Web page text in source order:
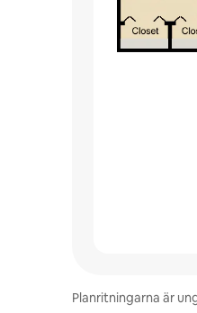
Planritningarna är